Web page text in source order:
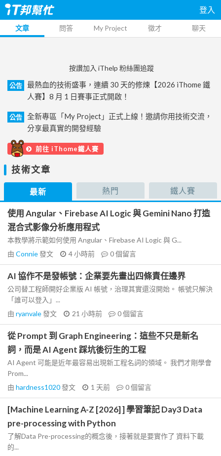
登入
文章 問答 My Project 徵才 聊天
按讚加入 iThelp 粉絲團追蹤
公告
最熱血的技術盛事，連續 30 天的修煉【2026 iThome 鐵
人賽】8 月 1 日賽事正式開啟！
公告
全新專區「My Project」正式上線！邀請你用技術交流，
分享最真實的開發經驗
前往 iThome鐵人賽
技術文章
最新 熱門 鐵人賽
使用 Angular、Firebase AI Logic 與 Gemini Nano 打造
混合式影像分析應用程式
本教學將示範如何使用 Angular、Firebase AI Logic 與 G...
由 Connie發文 4 小時前 0個留言
AI 協作不是發帳號：企業要先畫出四條責任邊界
公司替工程師開好企業版 AI 帳號，治理其實還沒開始。 帳號只解決
「誰可以登入」...
由 ryanvale發文 21 小時前 0個留言
從 Prompt 到 Graph Engineering：這些不只是新名
詞，而是 AI Agent 踩坑後衍生的工程
AI Agent 可能是近年最容易出現新工程名詞的領域。 我們才剛學會
Prom...
由 hardness1020發文 1 天前 0個留言
[Machine Learning A-Z [2026] ] 學習筆記 Day3 Data
pre-processing with Python
了解Data Pre-processing的概念後，接著就是要實作了 資料下載
的...